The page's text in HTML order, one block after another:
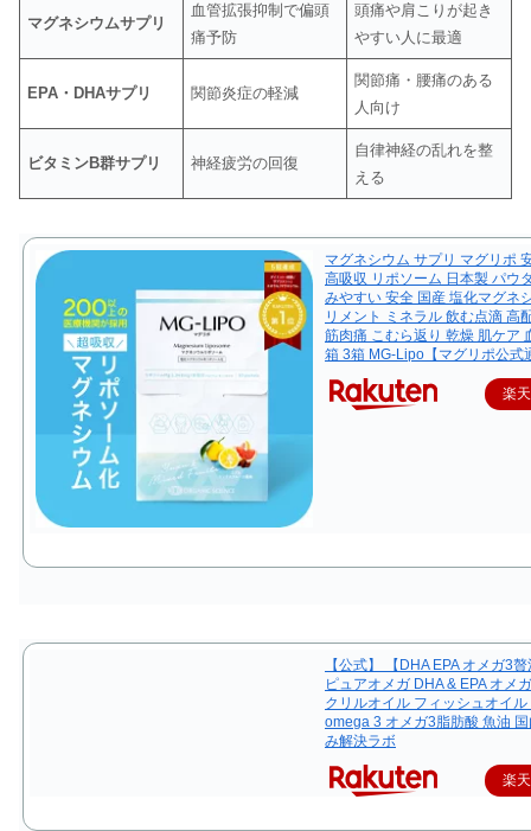
マグネシウムサプリ
血管拡張抑制で偏頭
痛予防
頭痛や肩こりが起き
やすい人に最適
EPA・DHAサプリ 関節炎症の軽減
関節痛・腰痛のある
人向け
ビタミンB群サプリ 神経疲労の回復
自律神経の乱れを整
える
マグネシウム サプリ マグリポ
高吸収 リポソーム 日本製 パウ
みやすい 安全 国産 塩化マグネ
リメント ミネラル 飲む点滴 高
筋肉痛 こむら返り 乾燥 肌ケア
箱 3箱 MG-Lipo【マグリポ公式
楽
【公式】 【DHA EPA オメガ3
ピュアオメガ DHA & EPA オメ
クリルオイル フィッシュオイ
omega 3 オメガ3脂肪酸 魚油
み解決ラボ
楽